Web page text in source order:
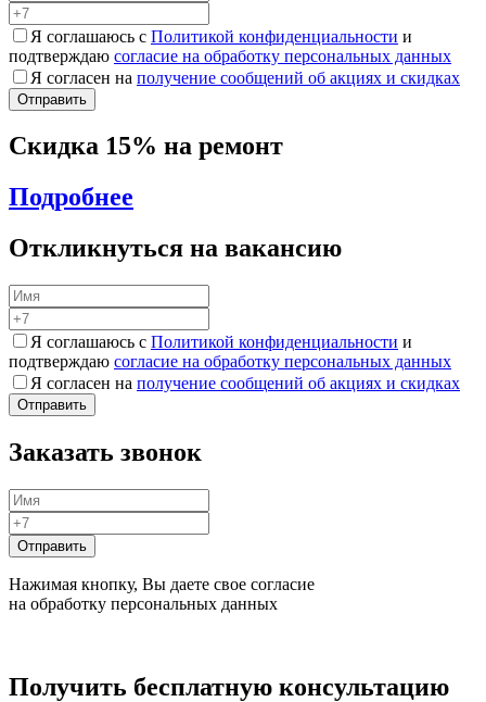
Я соглашаюсь с Политикой конфиденциальности и
подтверждаю согласие на обработку персональных данных
Я согласен на получение сообщений об акциях и скидках
Скидка 15% на ремонт
Подробнее
Откликнуться на вакансию
Я соглашаюсь с Политикой конфиденциальности и
подтверждаю согласие на обработку персональных данных
Я согласен на получение сообщений об акциях и скидках
Заказать звонок
Нажимая кнопку, Вы даете свое согласие
на обработку персональных данных
Получить бесплатную консультацию